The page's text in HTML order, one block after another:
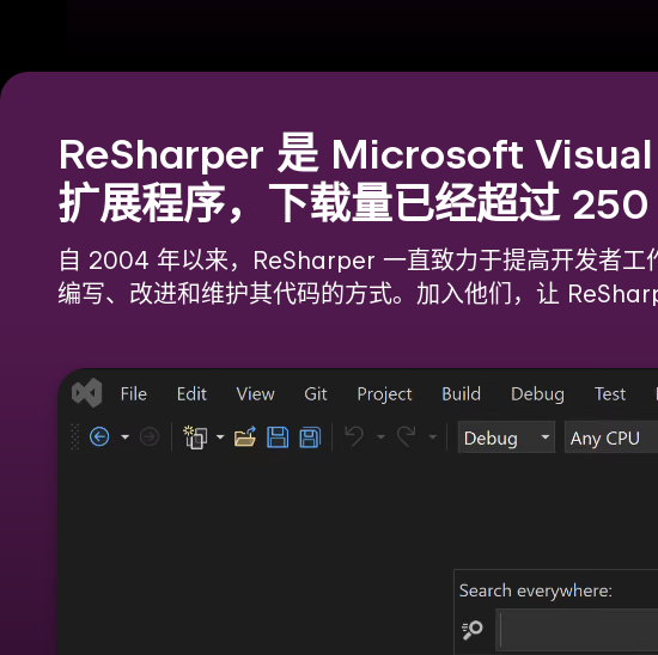
ReSharper 是 Microsoft
扩展程序，下载量已经超过 250
自 2004 年以来，ReSharper 一直致力于提高开发者工
编写、改进和维护其代码的方式。加入他们，让